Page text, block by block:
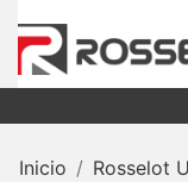
Inicio Rosselot